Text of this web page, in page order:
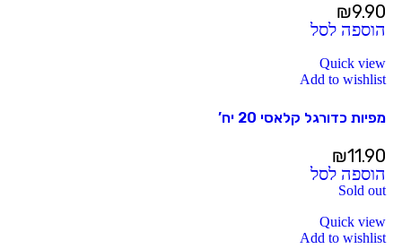
₪9.90
הוספה לסל
Quick view
Add to wishlist
מפיות כדורגל קלאסי 20 יח’
₪11.90
הוספה לסל
Sold out
Quick view
Add to wishlist